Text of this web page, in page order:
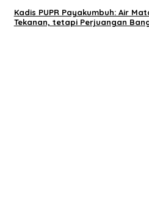
Kadis PUPR Payakumbuh: Air
Tekanan, tetapi Perjuangan